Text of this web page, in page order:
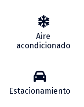
Aire
acondicionado
Estacionamiento